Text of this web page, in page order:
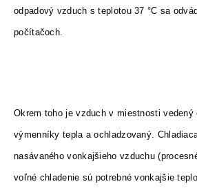
odpadový vzduch s teplotou 37 °C sa
počítačoch.
Okrem toho je vzduch v miestnosti vedený
výmenníky tepla a ochladzovaný.
nasávaného vonkajšieho vzduchu
voľné chladenie sú potrebné vonkajšie